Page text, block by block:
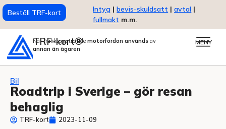
Beställ TRF-kort Intyg | bevis-skuldsatt | avtal |
fullmakt m.m.
TRF-kort®
När trafikregistrerade motorfordon används av
annan än ägaren
MENY
Bil
Roadtrip i Sverige – gör resan
behaglig
TRF-kort 2023-11-09